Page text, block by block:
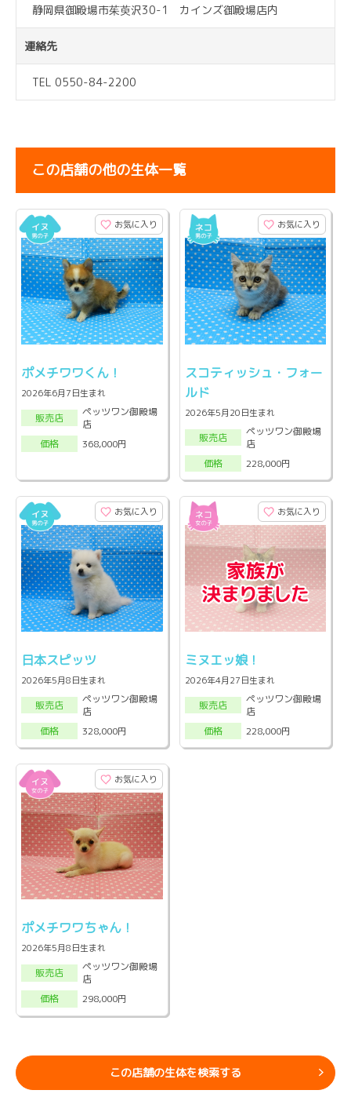
静岡県御殿場市茱萸沢30-1 カインズ御殿場店内
連絡先
TEL 0550-84-2200
この店舗の他の生体一覧
お気に入り
ポメチワワくん！
2026年6月7日生まれ
販売店
ペッツワン御殿場
店
価格
368,000円
お気に入り
スコティッシュ・フォー
ルド
2026年5月20日生まれ
販売店
ペッツワン御殿場
店
価格
228,000円
お気に入り
日本スピッツ
2026年5月8日生まれ
販売店
ペッツワン御殿場
店
価格
328,000円
お気に入り
ミヌエッ娘！
2026年4月27日生まれ
販売店
ペッツワン御殿場
店
価格
228,000円
お気に入り
ポメチワワちゃん！
2026年5月8日生まれ
販売店
ペッツワン御殿場
店
価格
298,000円
この店舗の生体を検索する